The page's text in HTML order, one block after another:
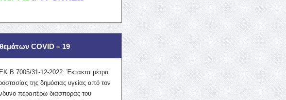
COVID – 19
Β 7005/31-12-2022: Έκτακτα μέτρα
της δημόσιας υγείας από τον
περαιτέρω διασποράς του